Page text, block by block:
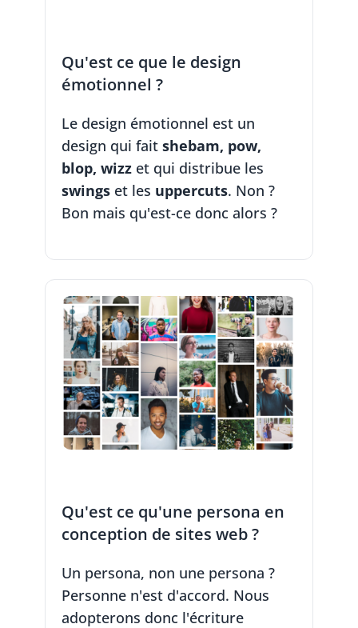
Qu'est ce que le design
émotionnel ?
Le design émotionnel est un
design qui fait shebam, pow,
blop, wizz et qui distribue les
swings et les uppercuts. Non ?
Bon mais qu'est-ce donc alors ?
Qu'est ce qu'une persona en
conception de sites web ?
Un persona, non une persona ?
Personne n'est d'accord. Nous
adopterons donc l'écriture